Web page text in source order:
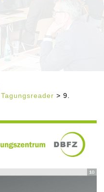
Tagungsreader > 9.